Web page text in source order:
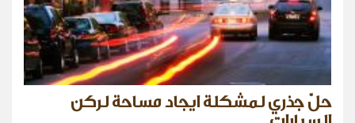
حلّ جذري لمشكلة ايجاد مساحة لركن